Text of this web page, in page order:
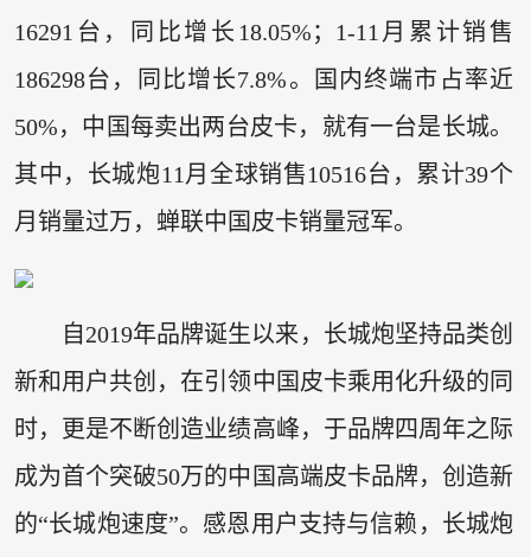
16291台，同比增长18.05%；1-11月累计销售
186298台，同比增长7.8%。国内终端市占率近
50%，中国每卖出两台皮卡，就有一台是长城。
其中，长城炮11月全球销售10516台，累计39个
月销量过万，蝉联中国皮卡销量冠军。
自2019年品牌诞生以来，长城炮坚持品类创
新和用户共创，在引领中国皮卡乘用化升级的同
时，更是不断创造业绩高峰，于品牌四周年之际
成为首个突破50万的中国高端皮卡品牌，创造新
的“长城炮速度”。感恩用户支持与信赖，长城炮